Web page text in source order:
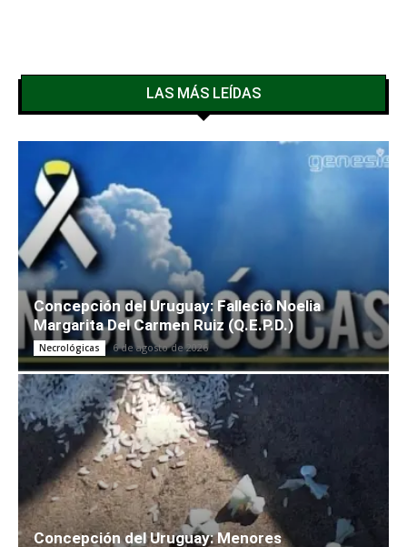
LAS MÁS LEÍDAS
Concepción del Uruguay: Falleció Noelia
Margarita Del Carmen Ruiz (Q.E.P.D.)
Necrológicas 6 de agosto de 2026
Concepción del Uruguay: Menores